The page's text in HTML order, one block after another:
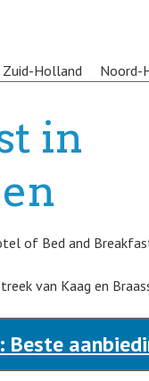
Zuid-Holland Noord-
in
of Bed and
van Kaag en
Beste